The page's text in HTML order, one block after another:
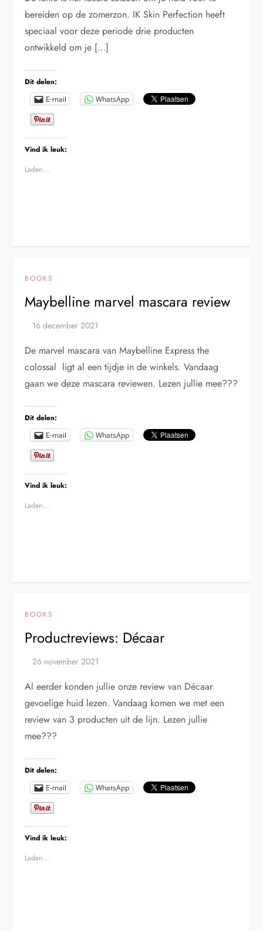
bereiden op de zomerzon. IK Skin Perfection heeft
speciaal voor deze periode drie producten
ontwikkeld om je […]
Dit delen:
E-mail WhatsApp
Vind ik leuk:
Laden...
BOOKS
Maybelline marvel mascara review
De marvel mascara van Maybelline Express the
colossal ligt al een tijdje in de winkels. Vandaag
gaan we deze mascara reviewen. Lezen jullie mee???
Dit delen:
E-mail WhatsApp
Vind ik leuk:
Laden...
BOOKS
Productreviews: Décaar
Al eerder konden jullie onze review van Décaar
gevoelige huid lezen. Vandaag komen we met een
review van 3 producten uit de lijn. Lezen jullie
mee???
Dit delen:
E-mail WhatsApp
Vind ik leuk:
Laden...